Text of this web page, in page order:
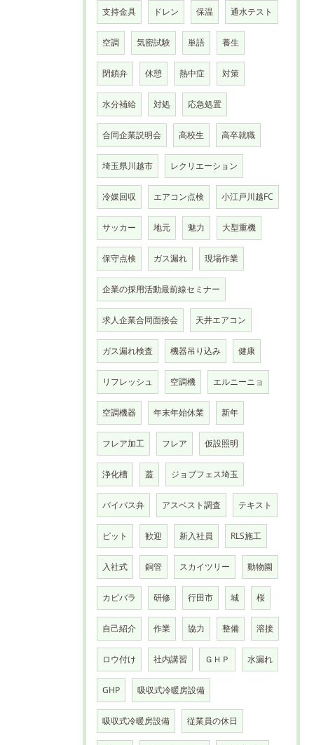
支持金具 ドレン 保温 通水テスト
空調 気密試験 単語 養生
閉鎖弁 休憩 熱中症 対策
水分補給 対処 応急処置
合同企業説明会 高校生 高卒就職
埼玉県川越市 レクリエーション
冷媒回収 エアコン点検 小江戸川越FC
サッカー 地元 魅力 大型重機
保守点検 ガス漏れ 現場作業
企業の採用活動最前線セミナー
求人企業合同面接会 天井エアコン
ガス漏れ検査 機器吊り込み 健康
リフレッシュ 空調機 エルニーニョ
空調機器 年末年始休業 新年
フレア加工 フレア 仮設照明
浄化槽 蓋 ジョブフェス埼玉
バイパス弁 アスベスト調査 テキスト
ピット 歓迎 新入社員 RLS施工
入社式 銅管 スカイツリー 動物園
カピバラ 研修 行田市 城 桜
自己紹介 作業 協力 整備 溶接
ロウ付け 社内講習 ＧＨＰ 水漏れ
GHP 吸収式冷暖房設備
吸収式冷暖房設備 従業員の休日